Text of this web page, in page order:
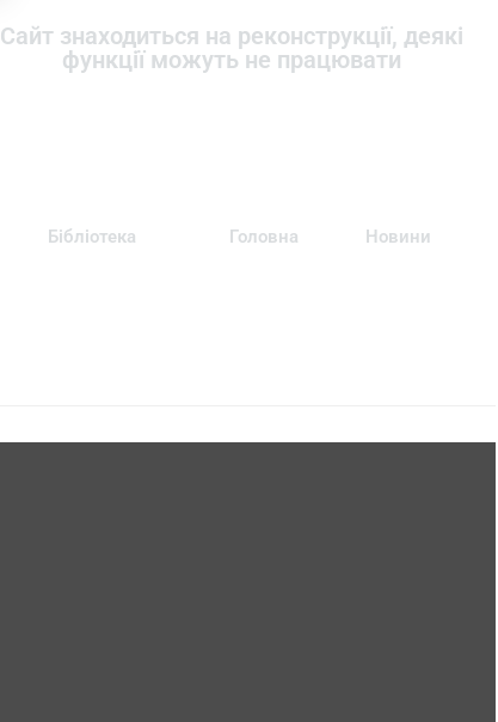
Сайт знаходиться на реконструкції, деякі
функції можуть не працювати
Бібліотека Головна Новини